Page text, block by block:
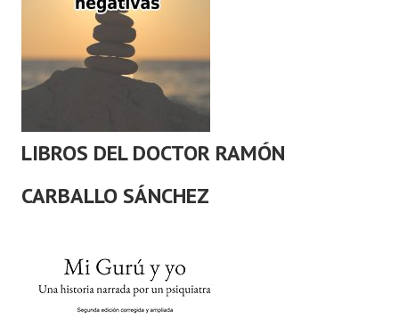
LIBROS DEL DOCTOR RAMÓN
CARBALLO SÁNCHEZ